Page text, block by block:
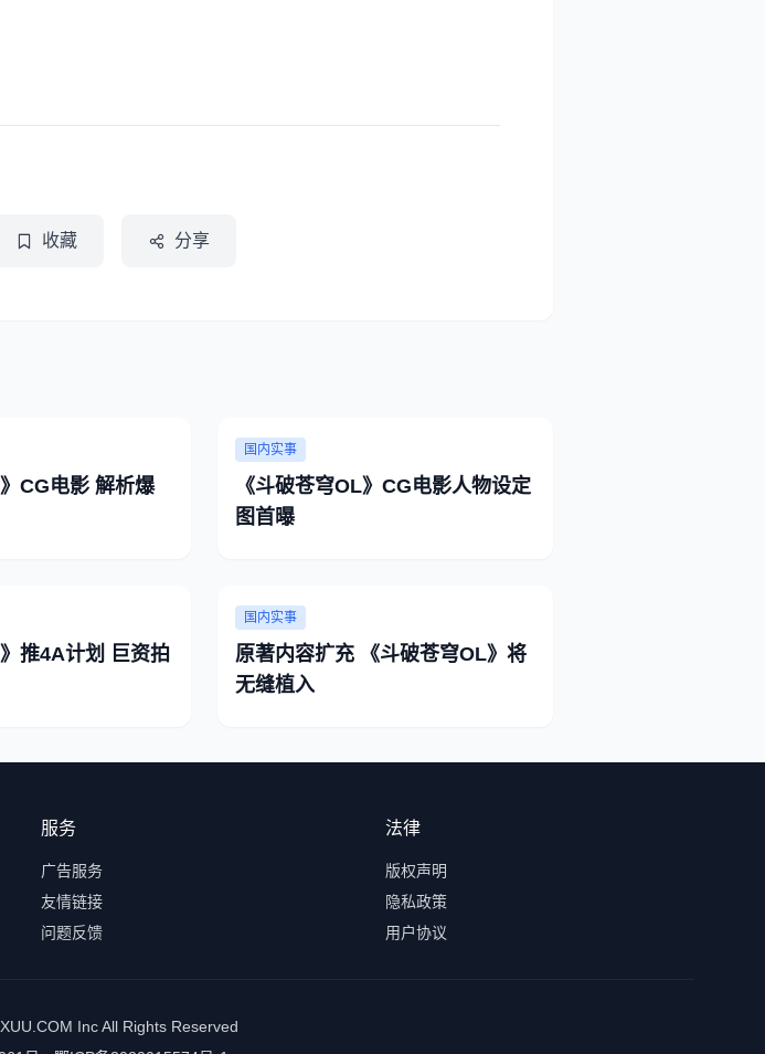
收藏 分享
CG电影 解析爆
国内实事
《斗破苍穹OL》CG电影人物设定
图首曝
推4A计划 巨资拍
国内实事
原著内容扩充 《斗破苍穹OL》将
无缝植入
服务
广告服务
友情链接
问题反馈
法律
版权声明
隐私政策
用户协议
Inc All Rights Reserved